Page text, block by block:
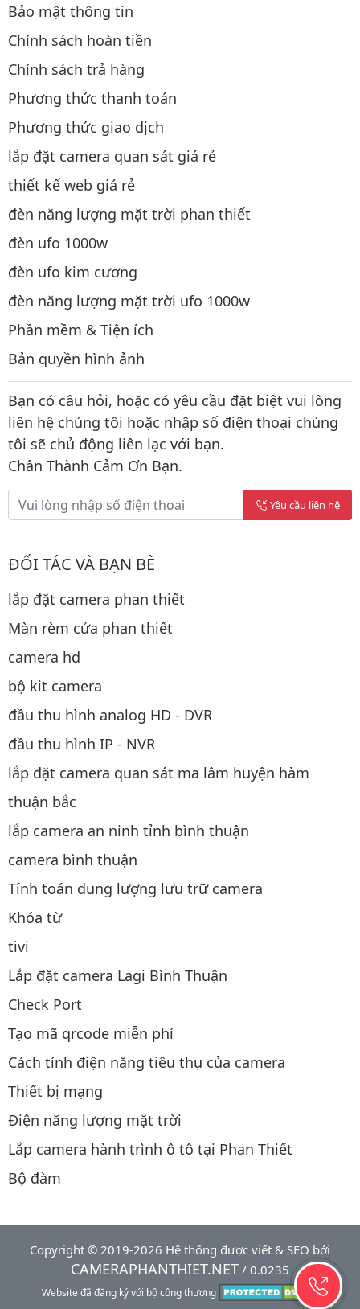
Bảo mật thông tin
Chính sách hoàn tiền
Chính sách trả hàng
Phương thức thanh toán
Phương thức giao dịch
lắp đặt camera quan sát giá rẻ
thiết kế web giá rẻ
đèn năng lượng mặt trời phan thiết
đèn ufo 1000w
đèn ufo kim cương
đèn năng lượng mặt trời ufo 1000w
Phần mềm & Tiện ích
Bản quyền hình ảnh
Bạn có câu hỏi, hoặc có yêu cầu đặt biệt vui lòng
liên hệ chúng tôi hoặc nhập số điện thoại chúng
tôi sẽ chủ động liên lạc với bạn.
Chân Thành Cảm Ơn Bạn.
Yêu cầu liên hệ
ĐỐI TÁC VÀ BẠN BÈ
lắp đặt camera phan thiết
Màn rèm cửa phan thiết
camera hd
bộ kit camera
đầu thu hình analog HD - DVR
đầu thu hình IP - NVR
lắp đặt camera quan sát ma lâm huyện hàm
thuận bắc
lắp camera an ninh tỉnh bình thuận
camera bình thuận
Tính toán dung lượng lưu trữ camera
Khóa từ
tivi
Lắp đặt camera Lagi Bình Thuận
Check Port
Tạo mã qrcode miễn phí
Cách tính điện năng tiêu thụ của camera
Thiết bị mạng
Điện năng lượng mặt trời
Lắp camera hành trình ô tô tại Phan Thiết
Bộ đàm
Copyright © 2019-2026 Hệ thống được viết & SEO bởi
CAMERAPHANTHIET.NET / 0.0235
Website đã đăng ký với bộ công thương